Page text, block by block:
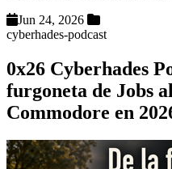
Jun 24, 2026
cyberhades-podcast
0x26 Cyberhades
furgoneta de Jobs
Commodore en